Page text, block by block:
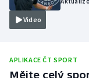
Parasport
Plavání
Plážový volejbal
Video
APLIKACE ČT SPORT
Mějte celý